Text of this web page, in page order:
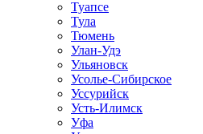
Туапсе
Тула
Тюмень
Улан-Удэ
Ульяновск
Усолье-Сибирское
Уссурийск
Усть-Илимск
Уфа